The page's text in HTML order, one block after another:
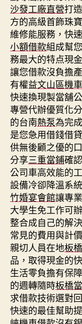
沙發工廠直營打
方的高級首飾珠
維修能服務，快
小額借款組成幫
務最大的特点現
讓您借款沒負擔
有權益文山區機
快速換現製當舖
專營代辦優質化
的台南熱泵為完
是您急用借錢借
供無後顧之優的
分享三重當鋪確
公司車高效能的
設備冷卻降溫系
竹婚宴會館讓專
大學生免工作可
整合成自己的解
常見的費用與計
親切人員在地板
品，取得現金的
生活零負擔有保
的週轉隨時板橋
求借款技術選對
快速的最佳幫助